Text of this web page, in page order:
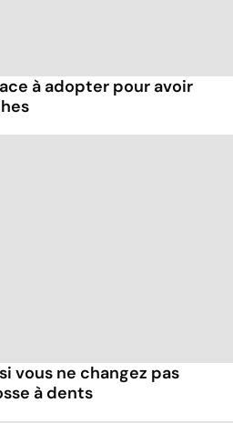
à adopter pour avoir
vous ne changez pas
à dents